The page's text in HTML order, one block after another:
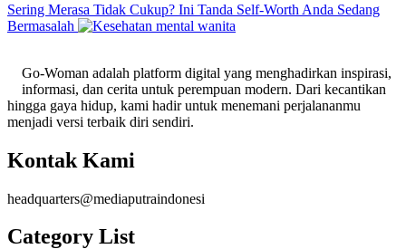
Sering Merasa Tidak Cukup? Ini Tanda Self-Worth Anda Sedang
Bermasalah
Go-Woman adalah platform digital yang menghadirkan inspirasi,
informasi, dan cerita untuk perempuan modern. Dari kecantikan
hingga gaya hidup, kami hadir untuk menemani perjalananmu
menjadi versi terbaik diri sendiri.
Kontak Kami
headquarters@mediaputraindonesi
Category List